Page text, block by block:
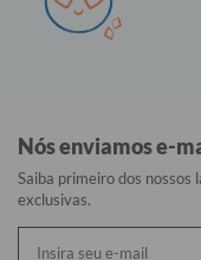
Nós enviamos e-
Saiba primeiro dos nossos
exclusivas.